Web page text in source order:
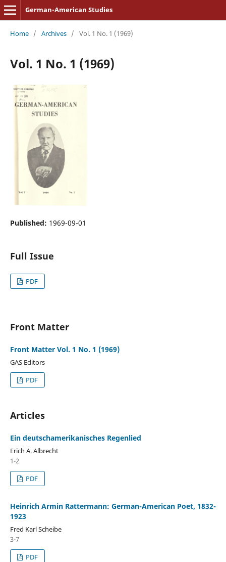
German-American Studies
Home / Archives / Vol. 1 No. 1 (1969)
Vol. 1 No. 1 (1969)
Published: 1969-09-01
Full Issue
PDF
Front Matter
Front Matter Vol. 1 No. 1 (1969)
GAS Editors
PDF
Articles
Ein deutschamerikanisches Regenlied
Erich A. Albrecht
1-2
PDF
Heinrich Armin Rattermann: German-American Poet, 1832-
1923
Fred Karl Scheibe
3-7
PDF